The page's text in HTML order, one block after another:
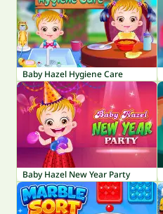
Baby Hazel Hygiene Care
Baby Hazel New Year Party